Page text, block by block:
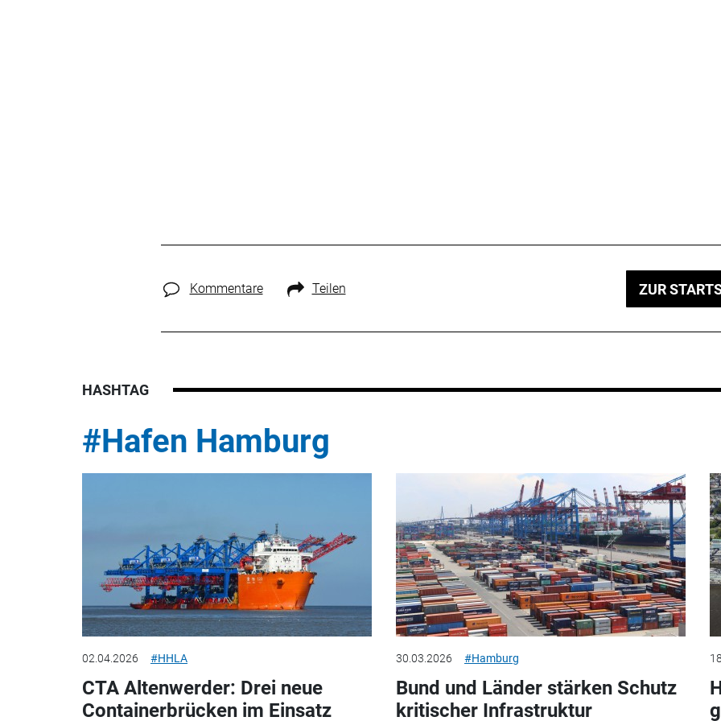
Kommentare Teilen ZUR
HASHTAG
#Hafen Hamburg
02.04.2026 #HHLA
CTA Altenwerder: Drei neue
Containerbrücken im Einsatz
30.03.2026 #Hamburg
Bund und Länder stärken Schutz
kritischer Infrastruktur